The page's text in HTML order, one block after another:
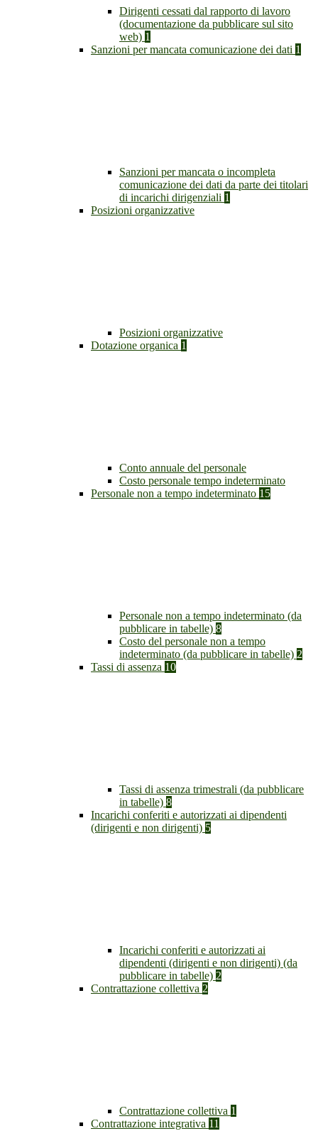
Dirigenti cessati dal rapporto di lavoro
(documentazione da pubblicare sul sito
web) 1
Sanzioni per mancata comunicazione dei dati 1
Sanzioni per mancata o incompleta
comunicazione dei dati da parte dei titolari
di incarichi dirigenziali 1
Posizioni organizzative
Posizioni organizzative
Dotazione organica 1
Conto annuale del personale
Costo personale tempo indeterminato
Personale non a tempo indeterminato 15
Personale non a tempo indeterminato (da
pubblicare in tabelle) 8
Costo del personale non a tempo
indeterminato (da pubblicare in tabelle) 2
Tassi di assenza 10
Tassi di assenza trimestrali (da pubblicare
in tabelle) 8
Incarichi conferiti e autorizzati ai dipendenti
(dirigenti e non dirigenti) 5
Incarichi conferiti e autorizzati ai
dipendenti (dirigenti e non dirigenti) (da
pubblicare in tabelle) 2
Contrattazione collettiva 2
Contrattazione collettiva 1
Contrattazione integrativa 11